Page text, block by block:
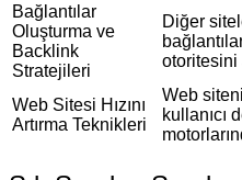
Bağlantılar
Oluşturma ve
Backlink
Stratejileri
Diğer
otoritesini
Web Sitesi Hızını
Artırma Teknikleri
Web
kullanıcı